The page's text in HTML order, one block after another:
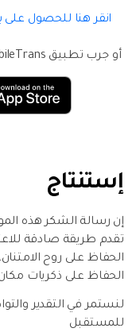
أو جرب تطبيق MobileTrans الخاص بنا على الهاتف المحمول >>>
إستنتاج
إن رسالة الشكر هذه
تقدم طريقة صادقة
الحفاظ على ذكريات
لنستمر في التقدير
للمستقبل